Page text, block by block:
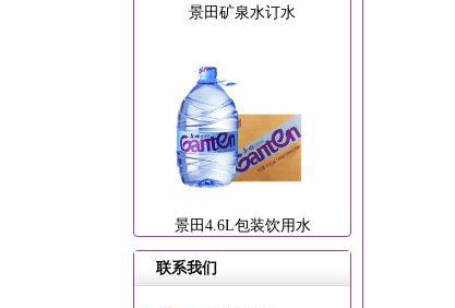
景田矿泉水订水
景田4.6L包装饮用水
联系我们